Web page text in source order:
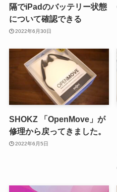
隔でiPadのバッテリー状態
について確認できる
2022年6月30日
SHOKZ 「OpenMove」が
修理から戻ってきました。
2022年6月5日